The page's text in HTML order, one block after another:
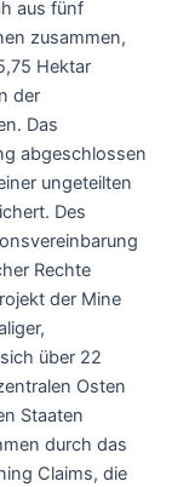
aus fünf
zusammen,
Hektar
der
Das
abgeschlossen
ungeteilten
Des
Rechte
der Mine
über 22
Osten
Staaten
durch das
Claims, die